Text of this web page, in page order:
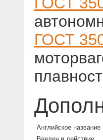
ГОСТ
Английское название